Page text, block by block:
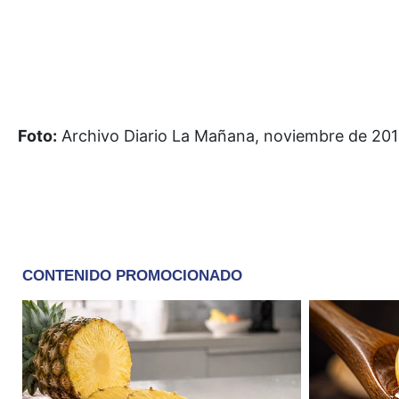
Foto: Archivo Diario La Mañana, noviembre de